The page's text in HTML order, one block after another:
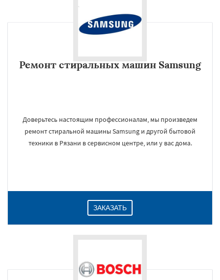
Ремонт стиральных машин Samsung
Доверьтесь настоящим профессионалам, мы произведем
ремонт стиральной машины Samsung и другой бытовой
техники в Рязани в сервисном центре, или у вас дома.
ЗАКАЗАТЬ